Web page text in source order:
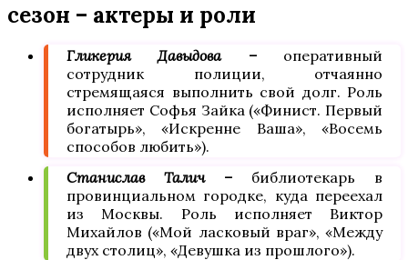
сезон – актеры и роли
Гликерия Давыдова – оперативный
сотрудник полиции, отчаянно
стремящаяся выполнить свой долг. Роль
исполняет Софья Зайка («Финист. Первый
богатырь», «Искренне Ваша», «Восемь
способов любить»).
Станислав Талич – библиотекарь в
провинциальном городке, куда переехал
из Москвы. Роль исполняет Виктор
Михайлов («Мой ласковый враг», «Между
двух столиц», «Девушка из прошлого»).